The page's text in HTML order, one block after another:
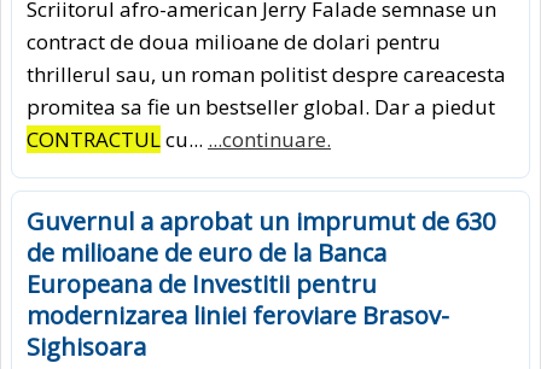
Scriitorul afro-american Jerry Falade semnase un
contract de doua milioane de dolari pentru
thrillerul sau, un roman politist despre careacesta
promitea sa fie un bestseller global. Dar a piedut
CONTRACTULcu... ...continuare.
Guvernul a aprobat un imprumut de 630
de milioane de euro de la Banca
Europeana de Investitii pentru
modernizarea liniei feroviare Brasov-
Sighisoara